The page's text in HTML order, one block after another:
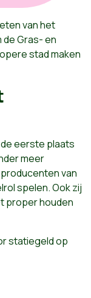
van het
Gras- en
stad maken
eerste plaats
meer
van
spelen. Ook zij
proper houden
statiegeld op